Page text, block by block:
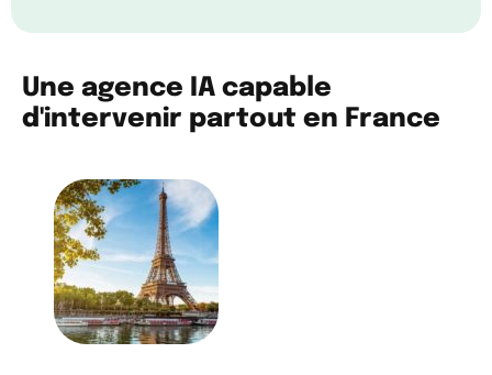
Une agence IA capable
d'intervenir partout en France